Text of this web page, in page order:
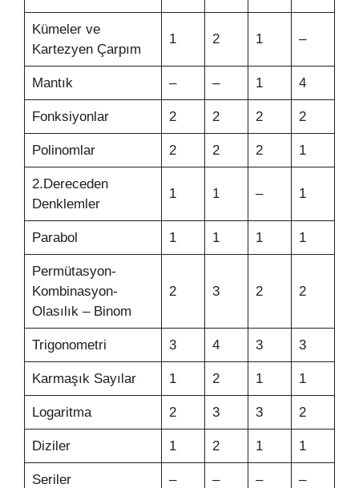
Kümeler ve
Kartezyen Çarpım
1 2 1 –
Mantık – – 1 4
Fonksiyonlar 2 2 2 2
Polinomlar 2 2 2 1
2.Dereceden
Denklemler
1 1 – 1
Parabol 1 1 1 1
Permütasyon-
Kombinasyon-
Olasılık – Binom
2 3 2 2
Trigonometri 3 4 3 3
Karmaşık Sayılar 1 2 1 1
Logaritma 2 3 3 2
Diziler 1 2 1 1
Seriler – – – –